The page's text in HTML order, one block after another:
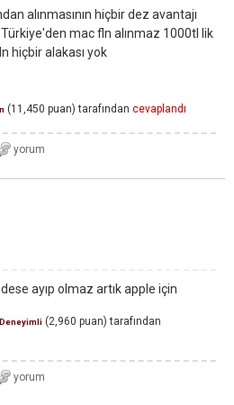
alınmasının hiçbir dez avantajı
Türkiye'den mac fln alınmaz 1000tl lik
hiçbir alakası yok
(11,450 puan) tarafından cevaplandı
ayıp olmaz artık apple için
Deneyimli (2,960 puan) tarafından